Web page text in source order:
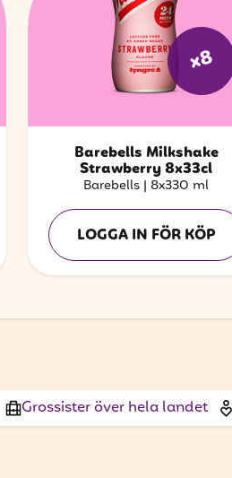
x8
Barebells Milkshake
Strawberry 8x33cl
Barebells | 8x330 ml
LOGGA IN FÖR KÖP
Grossister över hela landet